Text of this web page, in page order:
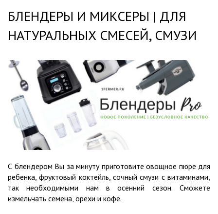
БЛЕНДЕРЫ И МИКСЕРЫ | ДЛЯ
НАТУРАЛЬНЫХ СМЕСЕЙ, СМУЗИ
С блендером Вы за минуту приготовите овощное пюре для
ребенка, фруктовый коктейль, сочный смузи с витаминами,
так необходимыми нам в осенний сезон. Сможете
измельчать семена, орехи и кофе.